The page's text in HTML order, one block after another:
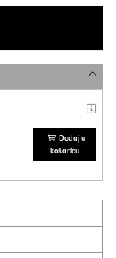
Dodaj u
košaricu